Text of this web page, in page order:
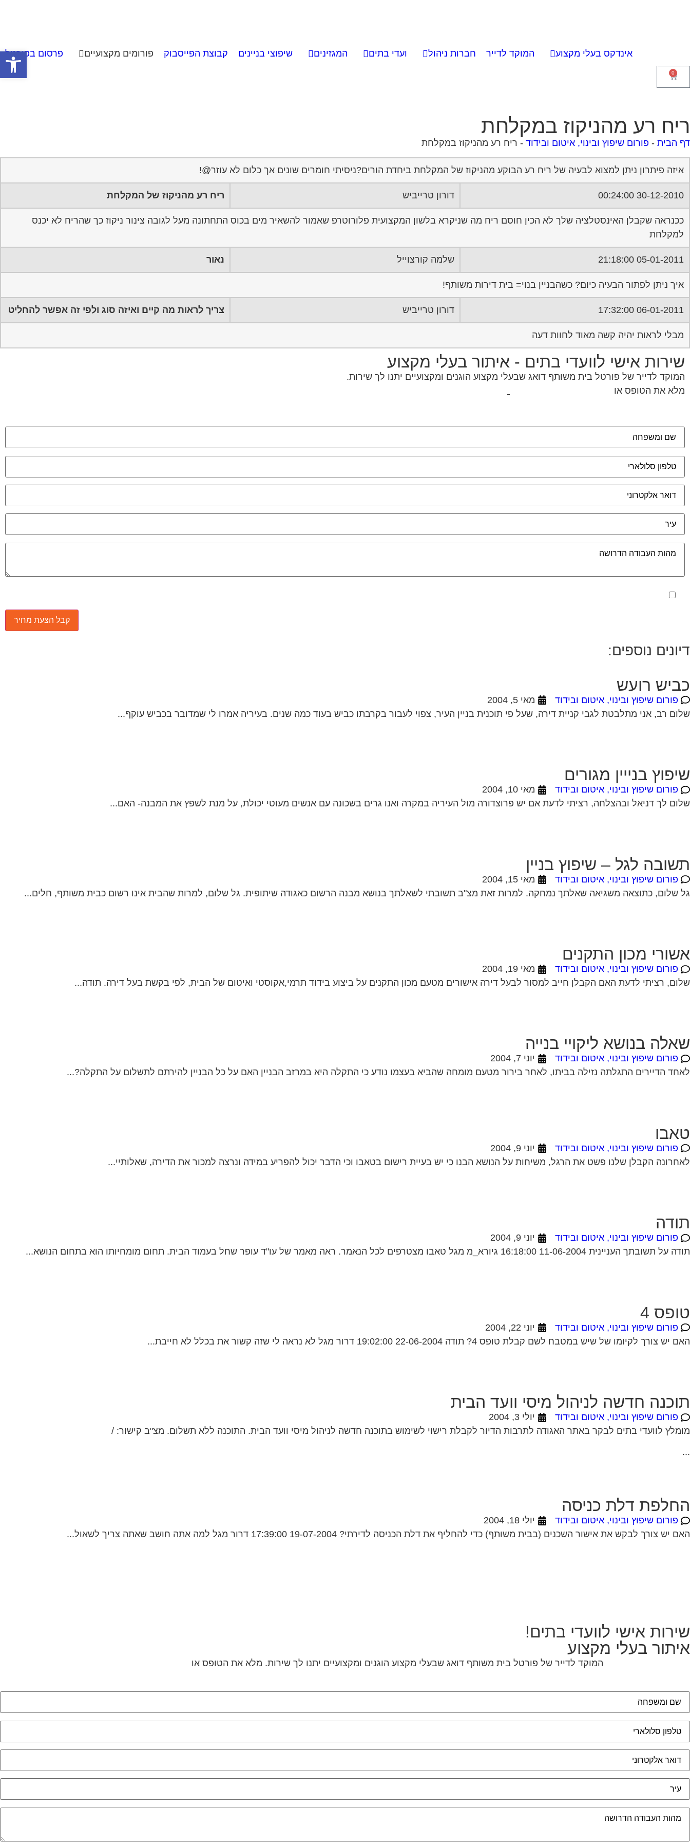
פתח אינדקס בעלי מקצוע המוקד לדייר חברות ניהול ועדי בתים המגזינים שיפוצי בניינים קבוצת הפייסבוק פורומים מקצועיים פרסום בפורטל
0
ריח רע מהניקוז במקלחת
דף הבית - פורום שיפוץ ובינוי, איטום ובידוד - ריח רע מהניקוז במקלחת
איזה פיתרון ניתן למצוא לבעיה של ריח רע הבוקע מהניקוז של המקלחת ביחדת הורים?ניסיתי חומרים שונים אך כלום לא עוזר@!
30-12-2010 00:24:00 דורון טרייביש ריח רע מהניקוז של המקלחת
ככנראה שקבלן האינסטלציה שלך לא הכין חוסם ריח מה שניקרא בלשון המקצועית פלורוטרפ שאמור להשאיר מים בכוס התחתונה מעל לגובה צינור ניקוז כך שהריח לא יכנס
למקלחת
05-01-2011 21:18:00 שלמה קורצוייל נאור
איך ניתן לפתור הבעיה כיום? כשהבניין בנוי= בית דירות משותף!
06-01-2011 17:32:00 דורון טרייביש צריך לראות מה קיים ואיזה סוג ולפי זה אפשר להחליט
מבלי לראות יהיה קשה מאוד לחוות דעה
שירות אישי לוועדי בתים - איתור בעלי מקצוע
המוקד לדייר של פורטל בית משותף דואג שבעלי מקצוע הוגנים ומקצועיים יתנו לך שירות.
מלא את הטופס או
דיונים נוספים:
כביש רועש
פורום שיפוץ ובינוי, איטום ובידוד
מאי 5, 2004
שלום רב, אני מתלבטת לגבי קניית דירה, שעל פי תוכנית בניין העיר, צפוי לעבור בקרבתו כביש בעוד כמה שנים. בעיריה אמרו לי שמדובר בכביש עוקף...
שיפוץ בנייין מגורים
פורום שיפוץ ובינוי, איטום ובידוד
מאי 10, 2004
שלום לך דניאל ובהצלחה, רציתי לדעת אם יש פרוצדורה מול העיריה במקרה ואנו גרים בשכונה עם אנשים מעוטי יכולת, על מנת לשפץ את המבנה- האם...
תשובה לגל – שיפוץ בניין
פורום שיפוץ ובינוי, איטום ובידוד
מאי 15, 2004
גל שלום, כתוצאה משגיאה שאלתך נמחקה. למרות זאת מצ"ב תשובתי לשאלתך בנושא מבנה הרשום כאגודה שיתופית. גל שלום, למרות שהבית אינו רשום כבית משותף, חלים...
אשורי מכון התקנים
פורום שיפוץ ובינוי, איטום ובידוד
מאי 19, 2004
שלום, רציתי לדעת האם הקבלן חייב למסור לבעל דירה אישורים מטעם מכון התקנים על ביצוע בידוד תרמי,אקוסטי ואיטום של הבית, לפי בקשת בעל דירה. תודה...
שאלה בנושא ליקויי בנייה
פורום שיפוץ ובינוי, איטום ובידוד
יוני 7, 2004
לאחד הדיירים התגלתה נזילה בביתו, לאחר בירור מטעם מומחה שהביא בעצמו נודע כי התקלה היא במרזב הבניין האם על כל הבניין להירתם לתשלום על התקלה?...
טאבו
פורום שיפוץ ובינוי, איטום ובידוד
יוני 9, 2004
לאחרונה הקבלן שלנו פשט את הרגל, משיחות על הנושא הבנו כי יש בעיית רישום בטאבו וכי הדבר יכול להפריע במידה ונרצה למכור את הדירה, שאלותיי...
תודה
פורום שיפוץ ובינוי, איטום ובידוד
יוני 9, 2004
תודה על תשובתך העניינית 11-06-2004 16:18:00 גיורא_מ מגל טאבו מצטרפים לכל הנאמר. ראה מאמר של עו"ד עופר שחל בעמוד הבית. תחום מומחיותו הוא בתחום הנושא...
טופס 4
פורום שיפוץ ובינוי, איטום ובידוד
יוני 22, 2004
האם יש צורך לקיומו של שיש במטבח לשם קבלת טופס 4? תודה 22-06-2004 19:02:00 דרור מגל לא נראה לי שזה קשור את בכלל לא חייבת...
תוכנה חדשה לניהול מיסי וועד הבית
פורום שיפוץ ובינוי, איטום ובידוד
יולי 3, 2004
מומלץ לוועדי בתים לבקר באתר האגודה לתרבות הדיור לקבלת רישוי לשימוש בתוכנה חדשה לניהול מיסי וועד הבית. התוכנה ללא תשלום. מצ"ב קישור: /
...
החלפת דלת כניסה
פורום שיפוץ ובינוי, איטום ובידוד
יולי 18, 2004
האם יש צורך לבקש את אישור השכנים (בבית משותף) כדי להחליף את דלת הכניסה לדירתי? 19-07-2004 17:39:00 דרור מגל למה אתה חושב שאתה צריך לשאול...
שירות אישי לוועדי בתים!
איתור בעלי מקצוע
המוקד לדייר של פורטל בית משותף דואג שבעלי מקצוע הוגנים ומקצועיים יתנו לך שירות. מלא את הטופס או